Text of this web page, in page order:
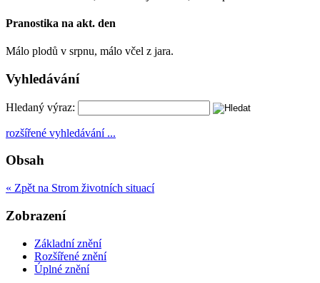
Pranostika na akt. den
Málo plodů v srpnu, málo včel z jara.
Vyhledávání
Hledaný výraz:
rozšířené vyhledávání ...
Obsah
« Zpět na Strom životních situací
Zobrazení
Základní znění
Rozšířené znění
Úplné znění